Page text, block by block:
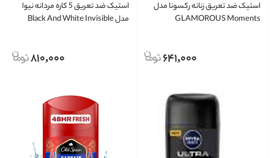
استیک ضد تعریق زنانه رکسونا مدل
GLAMOROUS Moments
641,000
استیک ضد تعریق 5 کاره مردانه نیوا
مدل Black And White Invisible
810,000